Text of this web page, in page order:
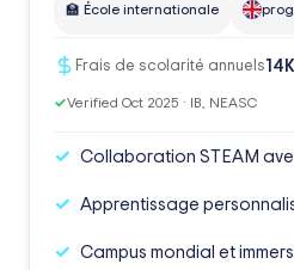
🏫 École internationale
Frais de scolarité annuels
✓Verified Oct 2025 · IB, NEASC
Collaboration STEAM
Apprentissage
Campus mondial et